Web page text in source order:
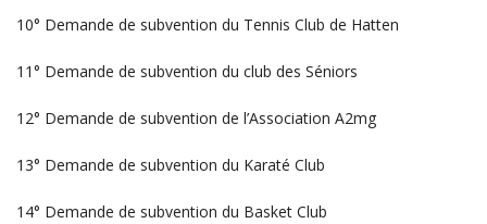
10° Demande de subvention du Tennis Club de Hatten
11° Demande de subvention du club des Séniors
12° Demande de subvention de l’Association A2mg
13° Demande de subvention du Karaté Club
14° Demande de subvention du Basket Club